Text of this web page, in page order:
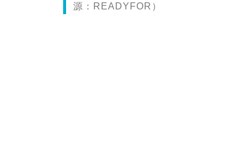
源：READYFOR）